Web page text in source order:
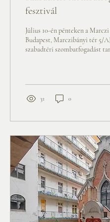
fesztivál
Július 10-én pénteken a
Budapest, Marczibányi tér 5/
szabadtéri szombatfogadást
könnyen fogyasztható! -
saláta - innivaló stb...
31 0